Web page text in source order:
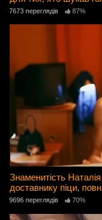
7673 переглядів 87%
Знаменитість
доставнику піци,
9696 переглядів 70%